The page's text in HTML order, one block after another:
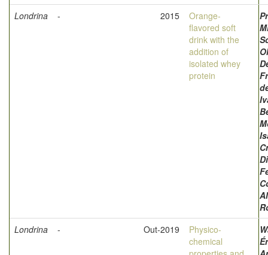
Londrina
- 2015
Orange-
flavored soft
drink with the
addition of
isolated whey
protein
Londrina
- Out-2019
Physico-
chemical